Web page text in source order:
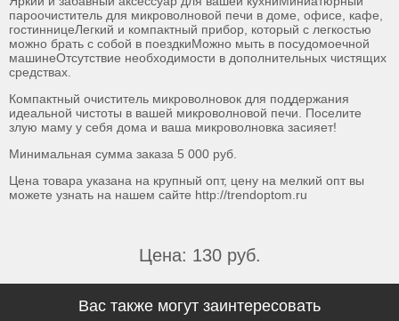
пароочиститель для микроволновой печи в доме, офисе, кафе,
гостинницеЛегкий и компактный прибор, который с легкостью
можно брать с собой в поездкиМожно мыть в посудомоечной
машинеОтсутствие необходимости в дополнительных чистящих
средствах.
Компактный очиститель микроволновок для поддержания
идеальной чистоты в вашей микроволновой печи. Поселите
злую маму у себя дома и ваша микроволновка засияет!
Минимальная сумма заказа 5 000 руб.
Цена товара указана на крупный опт, цену на мелкий опт вы
можете узнать на нашем сайте http://trendoptom.ru
Цена: 130 руб.
Вас также могут заинтересовать